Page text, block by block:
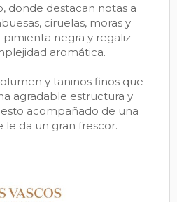
donde destacan notas a
ciruelas, moras y
pimienta negra y regaliz
aromática.
y taninos finos que
agradable estructura y
acompañado de una
le da un gran frescor.